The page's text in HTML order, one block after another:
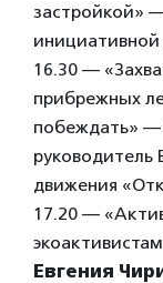
застройкой»
инициативной
16.30 —
прибрежных
побеждать» —
руководитель
движения
17.20 —
Евгения